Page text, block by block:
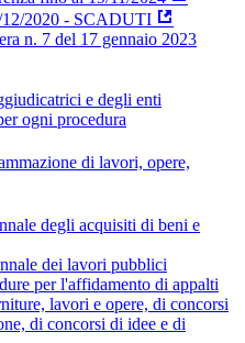
12/2020 - SCADUTI
n. 7 del 17 gennaio 2023
e degli enti
ogni procedura
di lavori, opere,
degli acquisiti di beni e
dei lavori pubblici
per l'affidamento di appalti
lavori e opere, di concorsi
di concorsi di idee e di